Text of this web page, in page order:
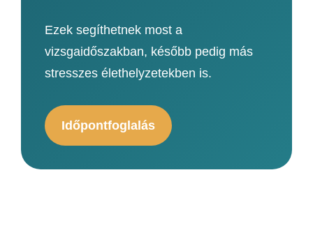
Ezek segíthetnek most a
vizsgaidőszakban, később pedig más
stresszes élethelyzetekben is.
Időpontfoglalás